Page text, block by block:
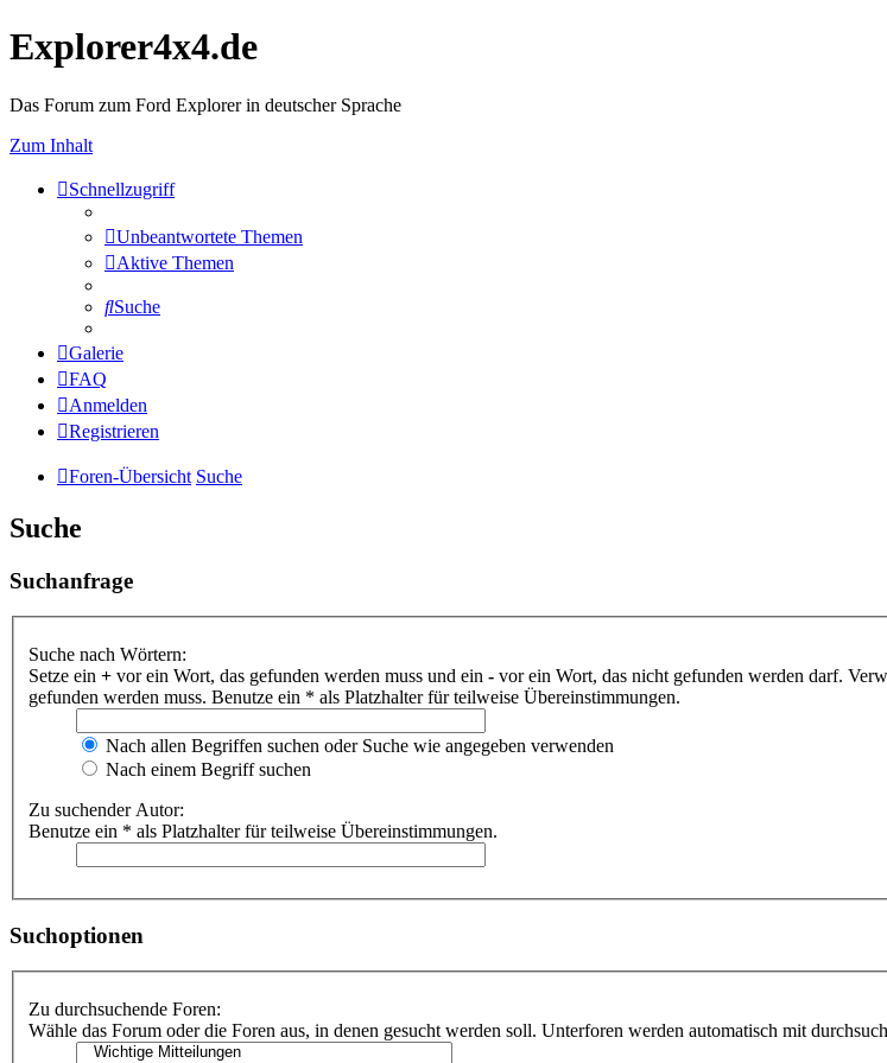
Explorer4x4.de
Das Forum zum Ford Explorer in deutscher Sprache
Zum Inhalt
Schnellzugriff
Unbeantwortete Themen
Aktive Themen
Suche
Galerie
FAQ
Anmelden
Registrieren
Foren-Übersicht Suche
Suche
Suchanfrage
Suche nach Wörtern:
Setze ein + vor ein Wort, das gefunden werden muss und ein - vor ein Wort, das nicht gefunden werden darf.
gefunden werden muss. Benutze ein * als Platzhalter für teilweise Übereinstimmungen.
Nach allen Begriffen suchen oder Suche wie angegeben verwenden
Nach einem Begriff suchen
Zu suchender Autor:
Benutze ein * als Platzhalter für teilweise Übereinstimmungen.
Suchoptionen
Zu durchsuchende Foren:
Wähle das Forum oder die Foren aus, in denen gesucht werden soll. Unterforen werden automatisch mit